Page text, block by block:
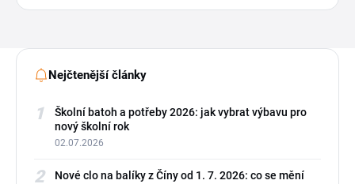
Nejčtenější články
1
Školní batoh a potřeby 2026: jak vybrat výbavu pro
nový školní rok
02.07.2026
2 Nové clo na balíky z Číny od 1. 7. 2026: co se mění